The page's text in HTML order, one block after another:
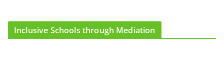
Inclusive Schools through Mediation